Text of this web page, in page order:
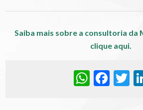
Saiba mais sobre a consultoria da
clique aqui.